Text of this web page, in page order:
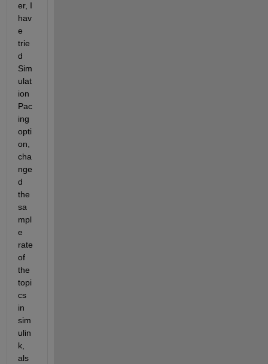
er, I
hav
e
trie
d
Sim
ulat
ion
Pac
ing
opti
on,
cha
nge
d
the
sa
mpl
e
rate
of
the
topi
cs
in
sim
ulin
k,
als